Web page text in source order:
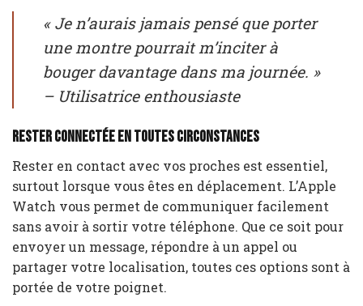
« Je n’aurais jamais pensé que porter
une montre pourrait m’inciter à
bouger davantage dans ma journée. »
– Utilisatrice enthousiaste
Rester connectée en toutes circonstances
Rester en contact avec vos proches est essentiel,
surtout lorsque vous êtes en déplacement. L’Apple
Watch vous permet de communiquer facilement
sans avoir à sortir votre téléphone. Que ce soit pour
envoyer un message, répondre à un appel ou
partager votre localisation, toutes ces options sont à
portée de votre poignet.